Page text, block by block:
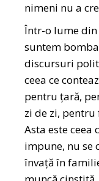
nimeni nu a
Într-o lume din
suntem
discursuri
ceea ce
pentru țară,
zi de zi,
Asta este ceea
impune, nu se
învață în